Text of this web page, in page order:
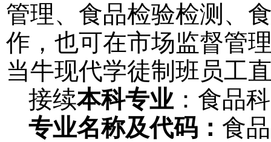
管理、食品检验检测、
作 ， 也可在市场监督管
当牛现代学徒制班员工
接续本科专业 ：食品
专业名称及代码： 食